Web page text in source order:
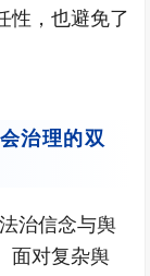
性，也避免了
治理的双
治信念与舆
面对复杂舆